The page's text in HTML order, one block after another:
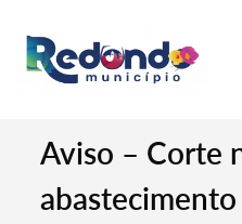
Aviso – Corte